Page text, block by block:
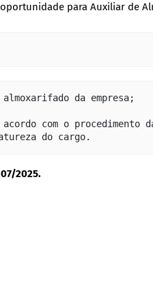
para Auxiliar de
da empresa;
com o procedimento
do cargo.
2025.